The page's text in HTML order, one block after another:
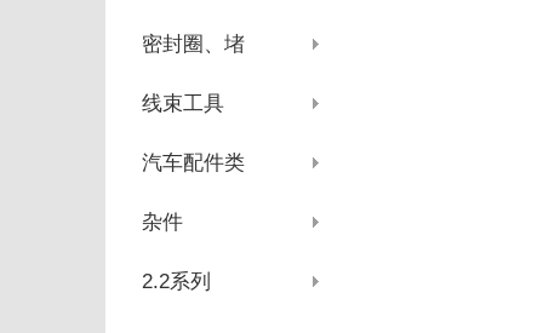
密封圈、堵
线束工具
汽车配件类
杂件
2.2系列